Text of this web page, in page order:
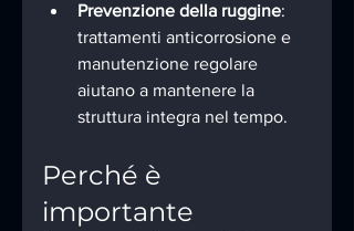
Prevenzione della ruggine:
trattamenti anticorrosione e
manutenzione regolare
aiutano a mantenere la
struttura integra nel tempo.
Perché è
importante